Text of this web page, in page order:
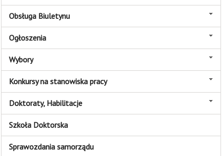
Obsługa Biuletynu
Ogłoszenia
Wybory
Konkursy na stanowiska pracy
Doktoraty, Habilitacje
Szkoła Doktorska
Sprawozdania samorządu